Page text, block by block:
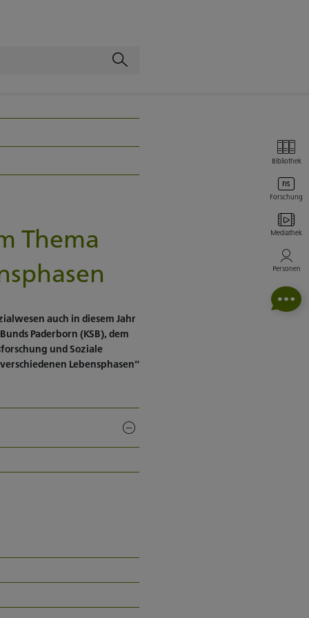
Thema
auch in diesem Jahr
Paderborn (KSB), dem
und Soziale
Lebensphasen“
Bibliothek
Forschung
Mediathek
Personen